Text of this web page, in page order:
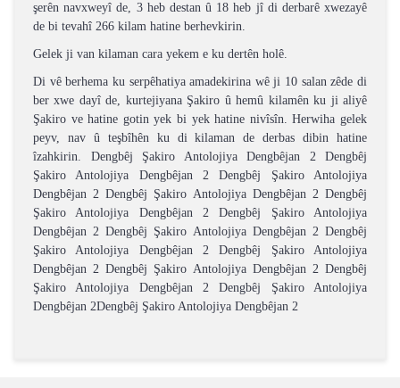
şerên navxweyî de, 3 heb destan û 18 heb jî di derbarê xwezayê
de bi tevahî 266 kilam hatine berhevkirin.
Gelek ji van kilaman cara yekem e ku dertên holê.
Di vê berhema ku serpêhatiya amadekirina wê ji 10 salan zêde di
ber xwe dayî de, kurtejiyana Şakiro û hemû kilamên ku ji aliyê
Şakiro ve hatine gotin yek bi yek hatine nivîsîn. Herwiha gelek
peyv, nav û teşbîhên ku di kilaman de derbas dibin hatine
îzahkirin. Dengbêj Şakiro Antolojiya Dengbêjan 2 Dengbêj
Şakiro Antolojiya Dengbêjan 2 Dengbêj Şakiro Antolojiya
Dengbêjan 2 Dengbêj Şakiro Antolojiya Dengbêjan 2 Dengbêj
Şakiro Antolojiya Dengbêjan 2 Dengbêj Şakiro Antolojiya
Dengbêjan 2 Dengbêj Şakiro Antolojiya Dengbêjan 2 Dengbêj
Şakiro Antolojiya Dengbêjan 2 Dengbêj Şakiro Antolojiya
Dengbêjan 2 Dengbêj Şakiro Antolojiya Dengbêjan 2 Dengbêj
Şakiro Antolojiya Dengbêjan 2 Dengbêj Şakiro Antolojiya
Dengbêjan 2Dengbêj Şakiro Antolojiya Dengbêjan 2